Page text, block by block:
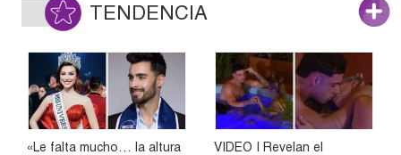
TENDENCIA
«Le falta mucho… la altura
VIDEO | Revelan el